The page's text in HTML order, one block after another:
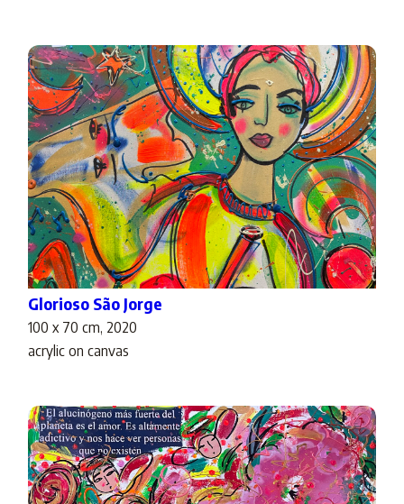
Glorioso São Jorge
100 x 70 cm, 2020
acrylic on canvas